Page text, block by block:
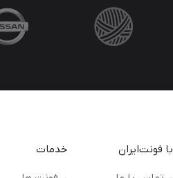
با فونت‌ایران خدمات